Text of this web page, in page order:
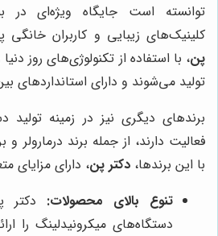
توانسته است جایگاه ویژه‌ای
کلینیک‌های زیبایی و کاربران
پن، با استفاده از تکنولوژی‌های روز
تولید می‌شوند و دارای استانداردهای
برندهای دیگری نیز در زمینه تولید
فعالیت دارند، از جمله برند درمارولر
با این برندها، دکتر پن، دارای مزایای
تنوع بالای محصولات: دکتر
دستگاه‌های میکرونیدلینگ را